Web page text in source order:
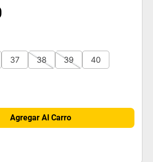
37 38 39 40
Agregar Al Carro